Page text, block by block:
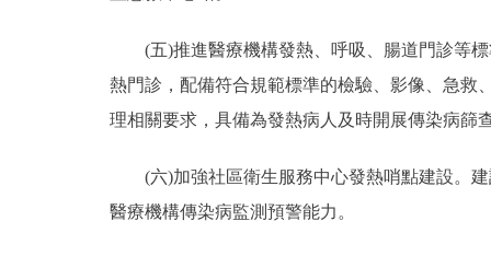
(五)推進醫療機構發熱、呼吸、腸道門診等標
熱門診，配備符合規範標準的檢驗、影像、急救
理相關要求，具備為發熱病人及時開展傳染病篩
(六)加強社區衛生服務中心發熱哨點建設。建
醫療機構傳染病監測預警能力。